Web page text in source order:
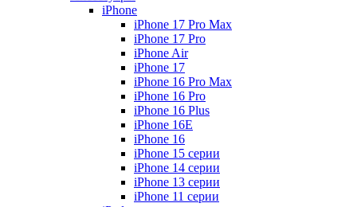
iPhone
iPhone 17 Pro Max
iPhone 17 Pro
iPhone Air
iPhone 17
iPhone 16 Pro Max
iPhone 16 Pro
iPhone 16 Plus
iPhone 16E
iPhone 16
iPhone 15 серии
iPhone 14 серии
iPhone 13 серии
iPhone 11 серии